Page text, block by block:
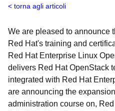
torna agli articoli
We are pleased to announce
Red Hat's training and
Red Hat Enterprise Linux
delivers Red Hat OpenStack
integrated with Red Hat
are announcing the
administration course on,